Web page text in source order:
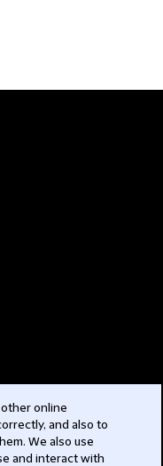
online
and also to
We also use
and interact with